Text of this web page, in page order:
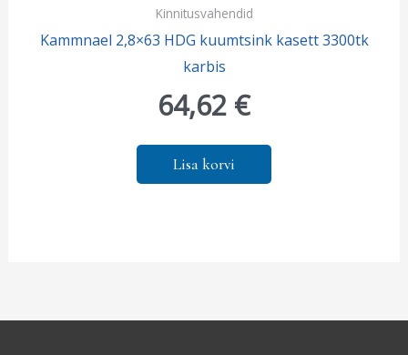
Kinnitusvahendid
Kammnael 2,8×63 HDG kuumtsink kasett 3300tk
karbis
64,62 €
Lisa korvi